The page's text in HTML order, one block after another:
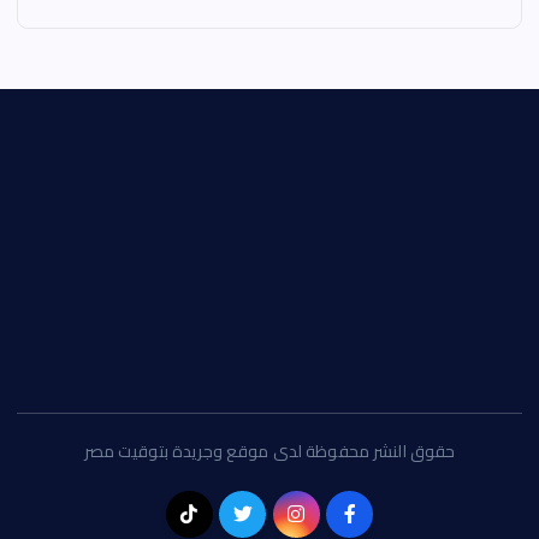
حقوق النشر محفوظة لدى موقع وجريدة بتوقيت مصر